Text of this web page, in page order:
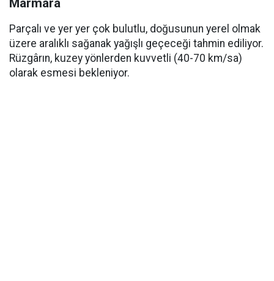
Marmara
Parçalı ve yer yer çok bulutlu, doğusunun yerel olmak
üzere aralıklı sağanak yağışlı geçeceği tahmin ediliyor.
Rüzgârın, kuzey yönlerden kuvvetli (40-70 km/sa)
olarak esmesi bekleniyor.